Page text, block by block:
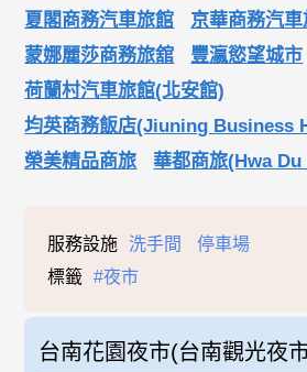
夏閣商務汽車旅館
京華商務汽車
蒙娜麗莎商務旅舘
豐瀛慾望城市
荷蘭村汽車旅館(北安館)
均英商務飯店(Jiuning Business
榮美精品商旅
華都商旅(Hwa
服務設施 洗手間
停車場
標籤
#夜市
台南花園夜市(台南觀光夜